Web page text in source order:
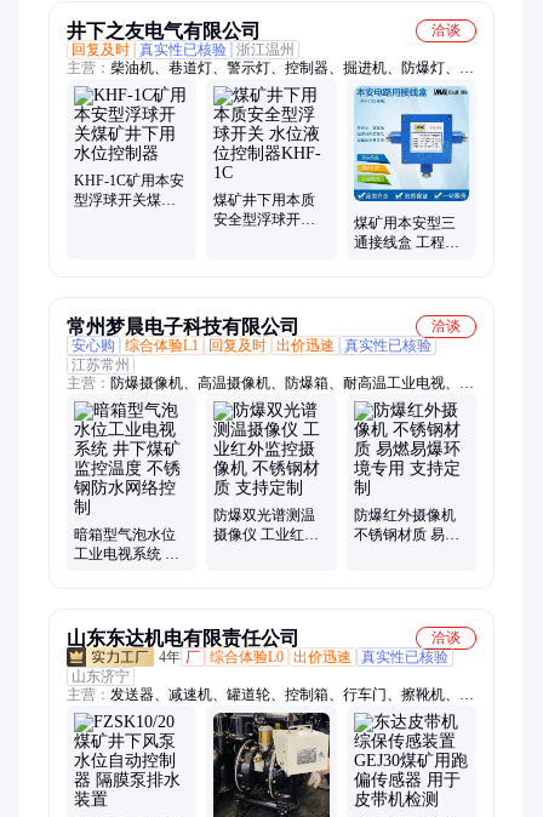
井下之友电气有限公司
洽谈
回复及时 真实性已核验 浙江温州
主营： 柴油机、巷道灯、警示灯、控制器、掘进机、防爆灯、标
志灯、防爆电、超高压、变压器、报警器、测压仪、继电器、风
速仪、电喇叭、led机车、保护器、接触器、led防爆、信号灯、
机车灯、注液枪、连接器、传感器、拉点器
KHF-1C矿用本安
型浮球开关煤矿
煤矿井下用本质
安全型浮球开关
煤矿用本安型三
通接线盒 工程塑
常州梦晨电子科技有限公司
洽谈
安心购
综合体验L1 回复及时 出价迅速
真实性已核验
江苏常州
主营： 防爆摄像机、高温摄像机、防爆箱、耐高温工业电视、炉
内耐高温摄像头
暗箱型气泡水位
工业电视系统 井
防爆双光谱测温
摄像仪 工业红外
防爆红外摄像机
不锈钢材质 易燃
山东东达机电有限责任公司
洽谈
4年 厂 综合体验L0 出价迅速
真实性已核验
山东济宁
主营： 发送器、减速机、罐道轮、控制箱、行车门、擦靴机、扩
音器、遥控器、凿岩机、破拱器、注浆泵、气控箱、清理机、阻
化剂、装岩机、机甲带、防爆门、拆装机、推雪铲、粘胶板、主
控箱、疏通机、显示屏、发动机、装载机